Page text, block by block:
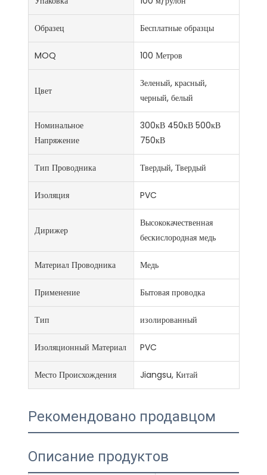
Образец Бесплатные образцы
MOQ 100 Метров
Цвет
Зеленый, красный,
черный, белый
Номинальное
Напряжение
300кВ 450кВ 500кВ
750кВ
Тип Проводника Твердый, Твердый
Изоляция PVC
Дирижер
Высококачественная
бескислородная медь
Материал Проводника Медь
Применение Бытовая проводка
Тип изолированный
Изоляционный Материал PVC
Место Происхождения Jiangsu, Китай
Рекомендовано продавцом
Описание продуктов